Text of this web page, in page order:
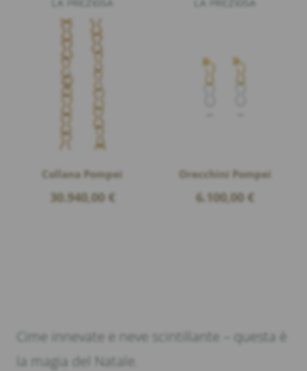
Collana Pompei
30.940,00 €
Orecchini Pompei
6.100,00 €
Cime innevate e neve scintillante – questa è
la magia del Natale.